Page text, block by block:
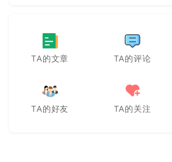
TA的文章 TA的评论
TA的好友 TA的关注